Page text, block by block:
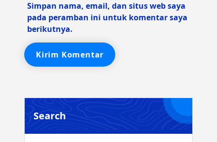
Simpan nama, email, dan situs web saya
pada peramban ini untuk komentar saya
berikutnya.
Search